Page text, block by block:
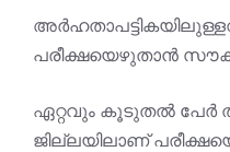
പരീക്ഷയെഴുതാൻ
ഏറ്റവും കൂടുതൽ പേർ
ജില്ലയിലാണ്